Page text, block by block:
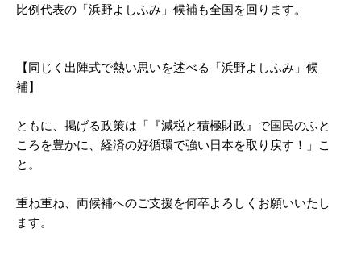
比例代表の「浜野よしふみ」候補も全国を回ります。
【同じく出陣式で熱い思いを述べる「浜野よしふみ」候
補】
ともに、掲げる政策は「『減税と積極財政』で国民のふと
ころを豊かに、経済の好循環で強い日本を取り戻す！」こ
と。
重ね重ね、両候補へのご支援を何卒よろしくお願いいたし
ます。